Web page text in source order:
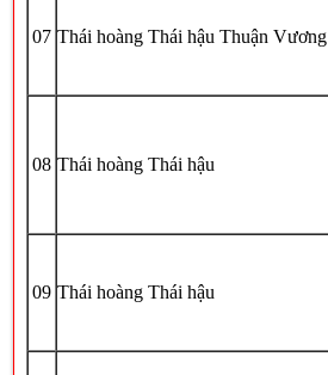
07 Thái hoàng Thái hậu Thuận Vương
08 Thái hoàng Thái hậu
09 Thái hoàng Thái hậu